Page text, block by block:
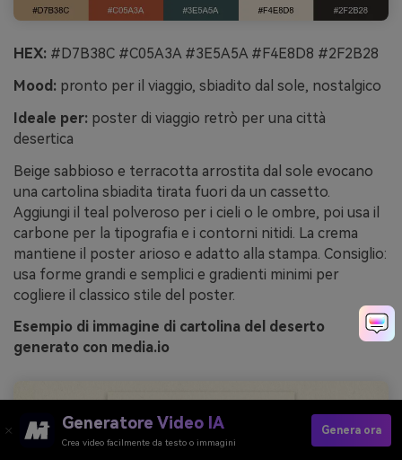
HEX: #D7B38C #C05A3A #3E5A5A #F4E8D8 #2F2B28
Mood: pronto per il viaggio, sbiadito dal sole, nostalgico
Ideale per: poster di viaggio retrò per una città
desertica
Beige sabbioso e terracotta arrostita dal sole evocano
una cartolina sbiadita tirata fuori da un cassetto.
Aggiungi il teal polveroso per i cieli o le ombre, poi usa il
carbone per la tipografia e i contorni nitidi. La crema
mantiene il poster arioso e adatto alla stampa. Consiglio:
usa forme grandi e semplici e gradienti minimi per
cogliere il classico stile del poster.
Esempio di immagine di cartolina del deserto
generato con media.io
Generatore Video IA
Crea video facilmente da testo o immagini
Genera ora